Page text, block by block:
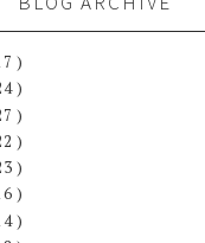
)
)
)
)
)
)
)